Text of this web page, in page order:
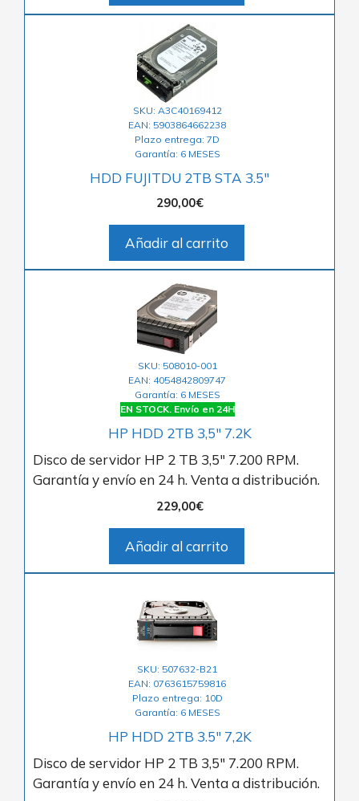
SKU: A3C40169412
EAN: 5903864662238
Plazo entrega: 7D
Garantía: 6 MESES
HDD FUJITDU 2TB STA 3.5″
290,00€
Añadir al carrito
SKU: 508010-001
EAN: 4054842809747
Garantía: 6 MESES
EN STOCK. Envío en 24H
HP HDD 2TB 3,5″ 7.2K
Disco de servidor HP 2 TB 3,5″ 7.200 RPM.
Garantía y envío en 24 h. Venta a distribución.
229,00€
Añadir al carrito
SKU: 507632-B21
EAN: 0763615759816
Plazo entrega: 10D
Garantía: 6 MESES
HP HDD 2TB 3.5″ 7,2K
Disco de servidor HP 2 TB 3,5″ 7.200 RPM.
Garantía y envío en 24 h. Venta a distribución.